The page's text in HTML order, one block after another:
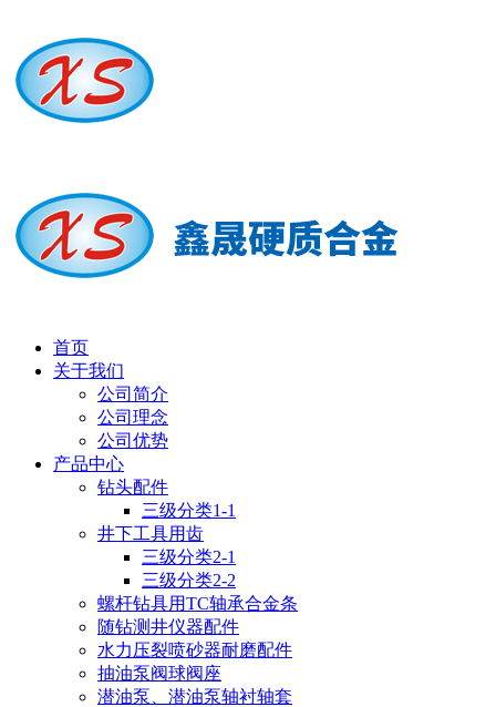
首页
关于我们
公司简介
公司理念
公司优势
产品中心
钻头配件
三级分类1-1
井下工具用齿
三级分类2-1
三级分类2-2
螺杆钻具用TC轴承合金条
随钻测井仪器配件
水力压裂喷砂器耐磨配件
抽油泵阀球阀座
潜油泵、潜油泵轴衬轴套